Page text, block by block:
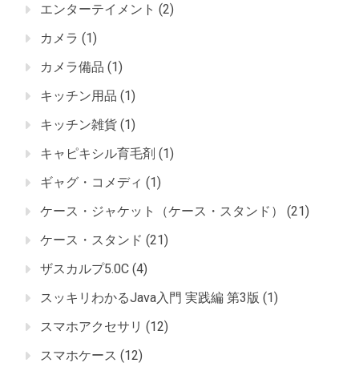
エンターテイメント (2)
カメラ (1)
カメラ備品 (1)
キッチン用品 (1)
キッチン雑貨 (1)
キャピキシル育毛剤 (1)
ギャグ・コメディ (1)
ケース・ジャケット（ケース・スタンド）
(21)
ケース・スタンド (21)
ザスカルプ5.0C (4)
スッキリわかるJava入門 実践編 第3版 (1)
スマホアクセサリ (12)
スマホケース (12)